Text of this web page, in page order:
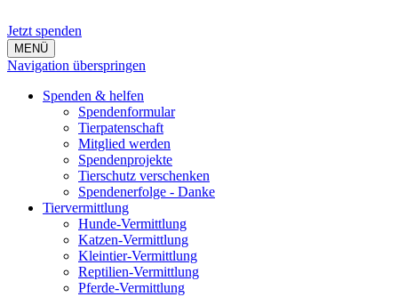
Jetzt spenden
MENÜ
Navigation überspringen
Spenden & helfen
Spendenformular
Tierpatenschaft
Mitglied werden
Spendenprojekte
Tierschutz verschenken
Spendenerfolge - Danke
Tiervermittlung
Hunde-Vermittlung
Katzen-Vermittlung
Kleintier-Vermittlung
Reptilien-Vermittlung
Pferde-Vermittlung